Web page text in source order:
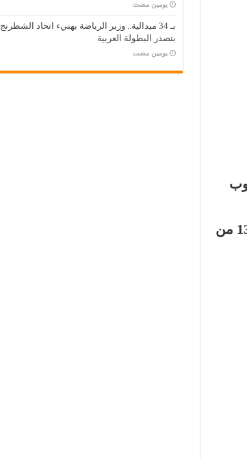
المجموعات، بعدما أغلق النادي المصري صفحة مواجهة الأهلي بالجولة 13 من
‏يومين مضت
بـ 34 ميدالية.. وزير الرياضة يهنيء اتحاد الشطرنج
بتصدر البطولة العربية
‏يومين مضت